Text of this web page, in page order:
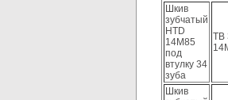
Шкив
зубчатый
HTD
14M85
под
втулку 34
зуба
TB
Шкив